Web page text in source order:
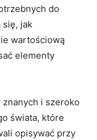
do
się, jak
wartościową
elementy
i szeroko
świata, które
opisywać przy